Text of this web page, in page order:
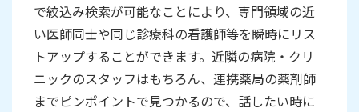
で絞込み検索が可能なことにより、専門領域の近
い医師同士や同じ診療科の看護師等を瞬時にリス
トアップすることができます。近隣の病院・クリ
ニックのスタッフはもちろん、連携薬局の薬剤師
までピンポイントで見つかるので、話したい時に